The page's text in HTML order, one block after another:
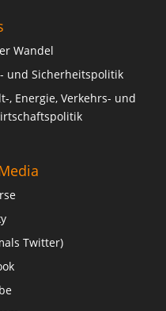
Wandel
und Sicherheitspolitik
, Energie, Verkehrs- und
Twitter)